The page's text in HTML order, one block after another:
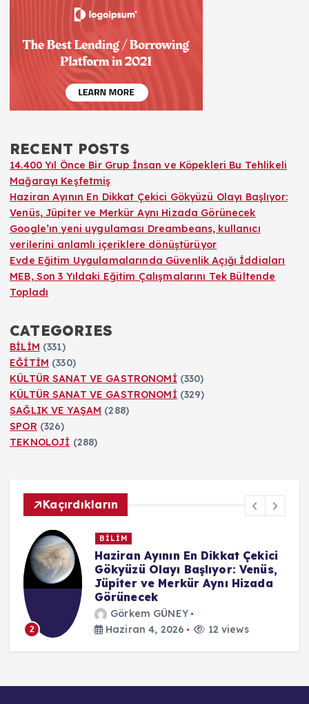
RECENT POSTS
14.400 Yıl Önce Bir Grup İnsan ve Köpekleri Bu Tehlikeli
Mağarayı Keşfetmiş
Haziran Ayının En Dikkat Çekici Gökyüzü Olayı Başlıyor:
Venüs, Jüpiter ve Merkür Aynı Hizada Görünecek
Google’ın yeni uygulaması Dreambeans, kullanıcı
verilerini anlamlı içeriklere dönüştürüyor
Evde Eğitim Uygulamalarında Güvenlik Açığı İddiaları
MEB, Son 3 Yıldaki Eğitim Çalışmalarını Tek Bültende
Topladı
CATEGORIES
BİLİM (331)
EĞİTİM (330)
KÜLTÜR SANAT VE GASTRONOMİ (330)
KÜLTÜR SANAT VE GASTRONOMİ (329)
SAĞLIK VE YAŞAM (288)
SPOR (326)
TEKNOLOJİ (288)
Kaçırdıkların
2
BİLİM
Haziran Ayının En Dikkat Çekici
Gökyüzü Olayı Başlıyor: Venüs,
Jüpiter ve Merkür Aynı Hizada
Görünecek
Görkem GÜNEY
Haziran 4, 2026
12 views